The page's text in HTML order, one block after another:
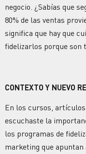
negocio. ¿Sabías que
80% de las ventas
significa que hay que
fidelizarlos porque son
CONTEXTO Y NUEVO
En los cursos,
escuchaste la
los programas de
marketing que apuntan